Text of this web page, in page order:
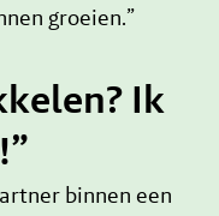
groeien.”
Ik
binnen een